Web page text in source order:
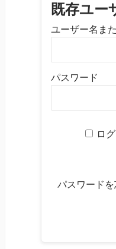
既存ユー
ユーザー名ま
パスワード
ロ
パスワード